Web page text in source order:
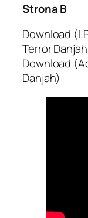
Strona B
Download
Terror
Download
Danjah)